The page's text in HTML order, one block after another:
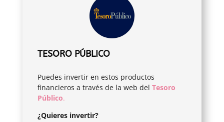
TESORO PÚBLICO
Puedes invertir en estos productos
financieros a través de la web del Tesoro
Público.
¿Quieres invertir?